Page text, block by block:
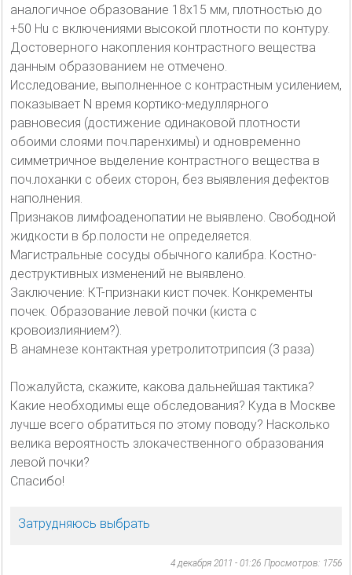
аналогичное образование 18х15 мм, плотностью до
+50 Hu с включениями высокой плотности по контуру.
Достоверного накопления контрастного вещества
данным образованием не отмечено.
Исследование, выполненное с контрастным усилением,
показывает N время кортико-медуллярного
равновесия (достижение одинаковой плотности
обоими слоями поч.паренхимы) и одновременно
симметричное выделение контрастного вещества в
поч.лоханки с обеих сторон, без выявления дефектов
наполнения.
Признаков лимфоаденопатии не выявлено. Свободной
жидкости в бр.полости не определяется.
Магистральные сосуды обычного калибра. Костно-
деструктивных изменений не выявлено.
Заключение: КТ-признаки кист почек. Конкременты
почек. Образование левой почки (киста с
кровоизлиянием?).
В анамнезе контактная уретролитотрипсия (3 раза)
Пожалуйста, скажите, какова дальнейшая тактика?
Какие необходимы еще обследования? Куда в Москве
лучше всего обратиться по этому поводу? Насколько
велика вероятность злокачественного образования
левой почки?
Спасибо!
Затрудняюсь выбрать
4 декабря 2011 - 01:26 Просмотров: 1756